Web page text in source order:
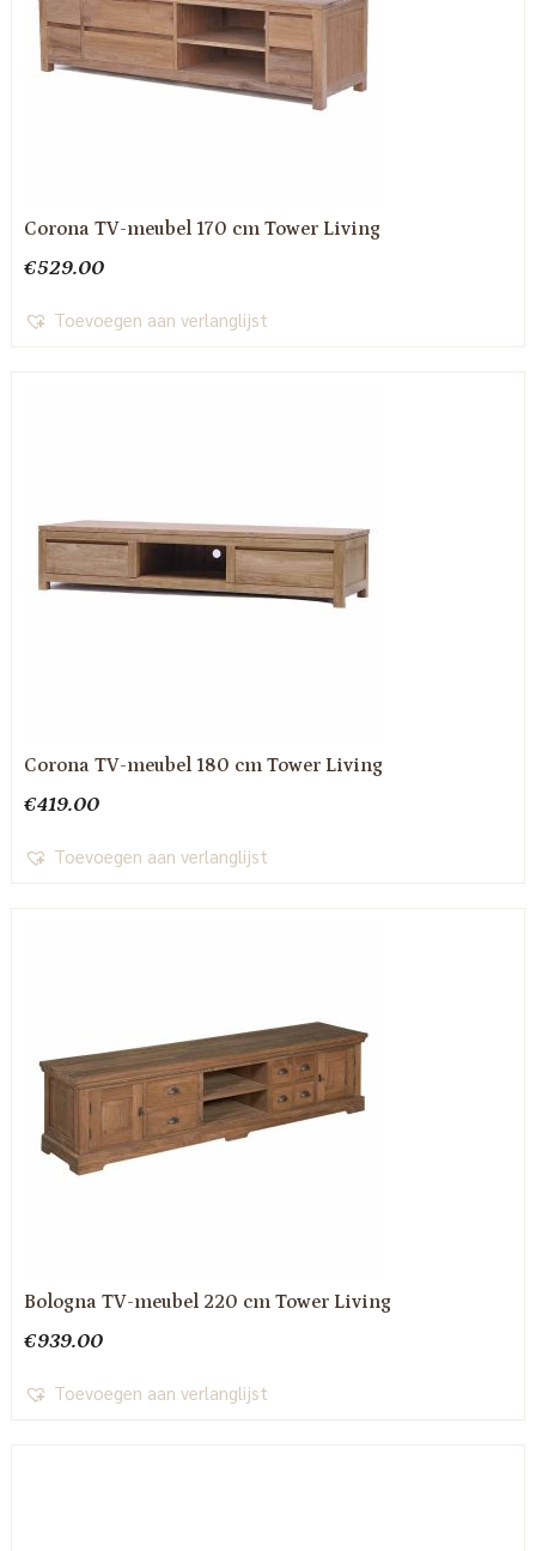
Corona TV-meubel 170 cm Tower Living
€529.00
Toevoegen aan verlanglijst
Corona TV-meubel 180 cm Tower Living
€419.00
Toevoegen aan verlanglijst
Bologna TV-meubel 220 cm Tower Living
€939.00
Toevoegen aan verlanglijst